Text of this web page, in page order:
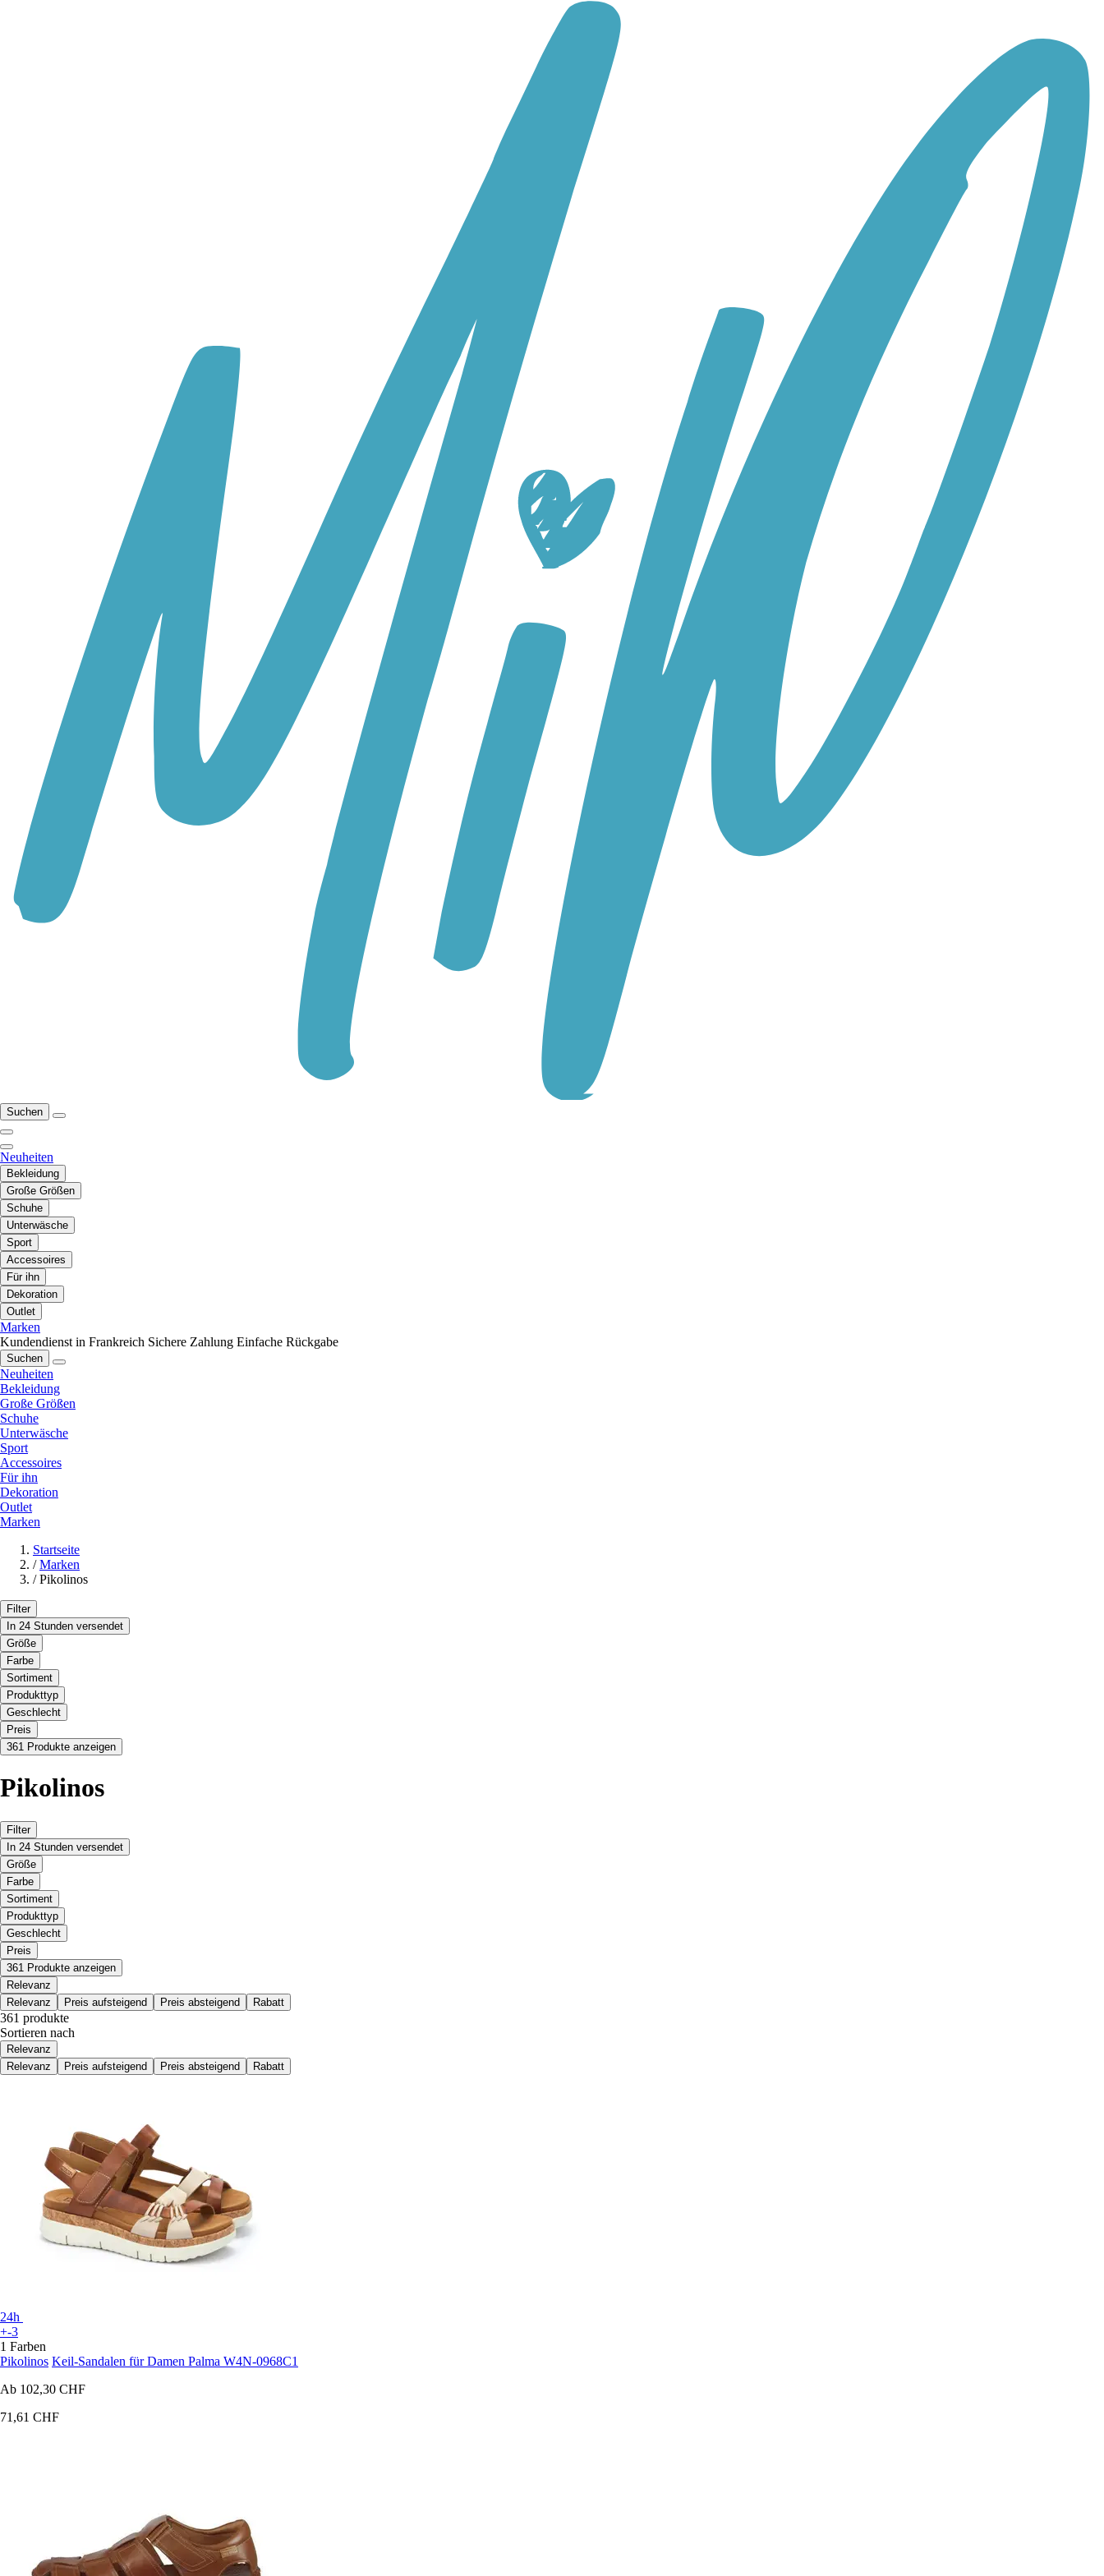
Suchen
Neuheiten
Bekleidung
Große Größen
Schuhe
Unterwäsche
Sport
Accessoires
Für ihn
Dekoration
Outlet
Marken
Kundendienst in Frankreich Sichere Zahlung Einfache Rückgabe
Suchen
Neuheiten
Bekleidung
Große Größen
Schuhe
Unterwäsche
Sport
Accessoires
Für ihn
Dekoration
Outlet
Marken
Startseite
/ Marken
/ Pikolinos
Filter
In 24 Stunden versendet
Größe
Farbe
Sortiment
Produkttyp
Geschlecht
Preis
361 Produkte anzeigen
Pikolinos
Filter
In 24 Stunden versendet
Größe
Farbe
Sortiment
Produkttyp
Geschlecht
Preis
361 Produkte anzeigen
Relevanz
Relevanz
Preis aufsteigend Preis absteigend Rabatt
361 produkte
Sortieren nach
Relevanz
Relevanz
Preis aufsteigend Preis absteigend Rabatt
24h
+-3
1 Farben
Pikolinos Keil-Sandalen für Damen Palma W4N-0968C1
Ab 102,30 CHF
71,61 CHF